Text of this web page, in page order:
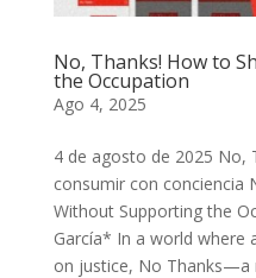
No, Thanks! How to
the Occupation
Ago 4, 2025
4 de agosto de 2025 No,
consumir con conciencia
Without Supporting the
García* In a world where
on justice, No Thanks—a